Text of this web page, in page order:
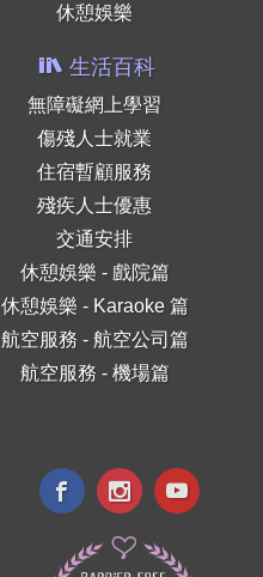
休憩娛樂
生活百科
無障礙網上學習
傷殘人士就業
住宿暫顧服務
殘疾人士優惠
交通安排
休憩娛樂 - 戲院篇
休憩娛樂 - Karaoke 篇
航空服務 - 航空公司篇
航空服務 - 機場篇